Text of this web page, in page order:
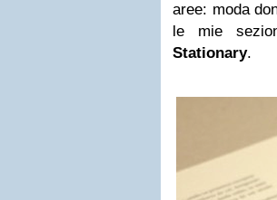
aree: moda
le mie
Stationary.